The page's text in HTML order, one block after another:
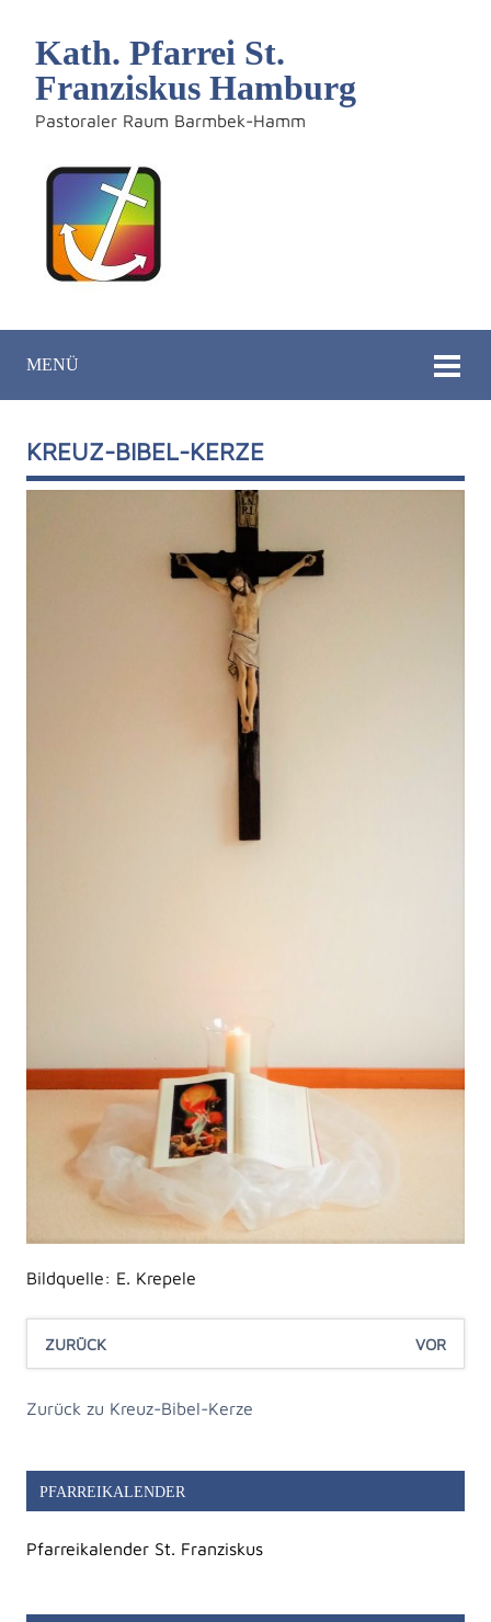
Kath. Pfarrei St.
Franziskus Hamburg
Pastoraler Raum Barmbek-Hamm
MENÜ
KREUZ-BIBEL-KERZE
Bildquelle: E. Krepele
ZURÜCK VOR
Zurück zu Kreuz-Bibel-Kerze
PFARREIKALENDER
Pfarreikalender St. Franziskus